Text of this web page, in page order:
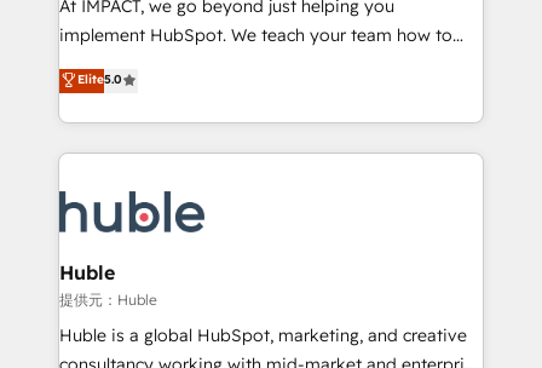
Netsuite 🤖 Google or Microsoft ✍️ DocuSign or
the rare Advanced "Custom Integrations"
Accreditation, securely sync data across... 🔄 any
new HubSpot portal with Advanced Website and
CRM Migrations using our in-house "HubScrub" Tool.
At IMPACT, we go beyond just helping you
implement HubSpot. We teach your team how to
master it. As the creators of the Endless Customers
System™ (the next evolution of They Ask, You
Answer), we’re the only HubSpot partner built
entirely around coaching and training. That means
skills, processes, and internal team you need to
attract the right buyers, close deals faster, and grow
without outside dependencies. You’ll learn how to: •
Set up, audit, and organize your HubSpot portal •
Get your sales team fully using HubSpot • Track
pipeline and revenue across the entire buyer journey
Elite5.0
Huble
提供元：Huble
Huble is a global HubSpot, marketing, and creative